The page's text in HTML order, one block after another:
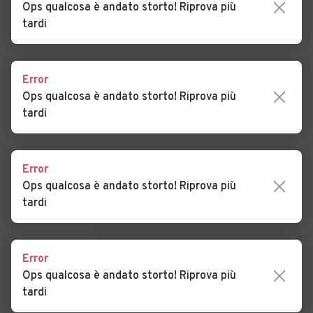
Auto usate Campolongo
Auto usate Cavazzo
Carnico
Friuli
Auto usate Chiusaforte
Friuli
Monte Albano
Auto usate Comeglians
Concessionari aGemona del Friuli
Ops qualcosa è andato storto! Riprova più
tardi
Error
Ops qualcosa è andato storto! Riprova più
tardi
Error
Ops qualcosa è andato storto! Riprova più
tardi
Error
Ops qualcosa è andato storto! Riprova più
tardi